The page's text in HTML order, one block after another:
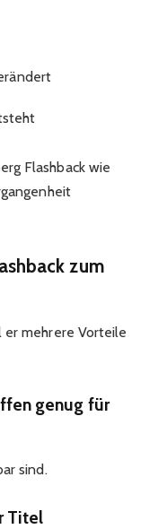
Flashback wie
zum
mehrere Vorteile
genug für
sind.
Titel